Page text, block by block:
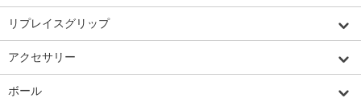
リプレイスグリップ
アクセサリー
ボール